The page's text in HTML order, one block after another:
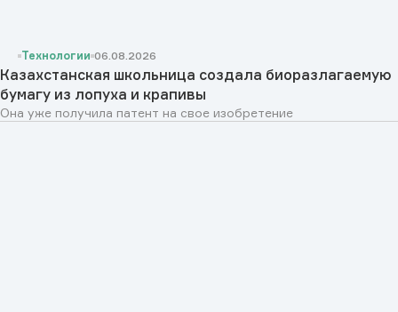
Технологии 06.08.2026
Казахстанская школьница создала биоразлагаемую
бумагу из лопуха и крапивы
Она уже получила патент на свое изобретение